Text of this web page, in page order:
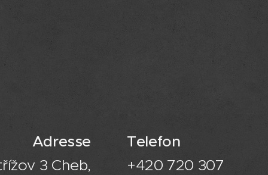
Adresse
3 Cheb,
Telefon
+420 720 307